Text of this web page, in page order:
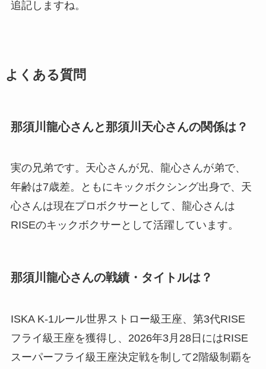
追記しますね。
よくある質問
那須川龍心さんと那須川天心さんの関係は？
実の兄弟です。天心さんが兄、龍心さんが弟で、
年齢は7歳差。ともにキックボクシング出身で、天
心さんは現在プロボクサーとして、龍心さんは
RISEのキックボクサーとして活躍しています。
那須川龍心さんの戦績・タイトルは？
ISKA K-1ルール世界ストロー級王座、第3代RISE
フライ級王座を獲得し、2026年3月28日にはRISE
スーパーフライ級王座決定戦を制して2階級制覇を